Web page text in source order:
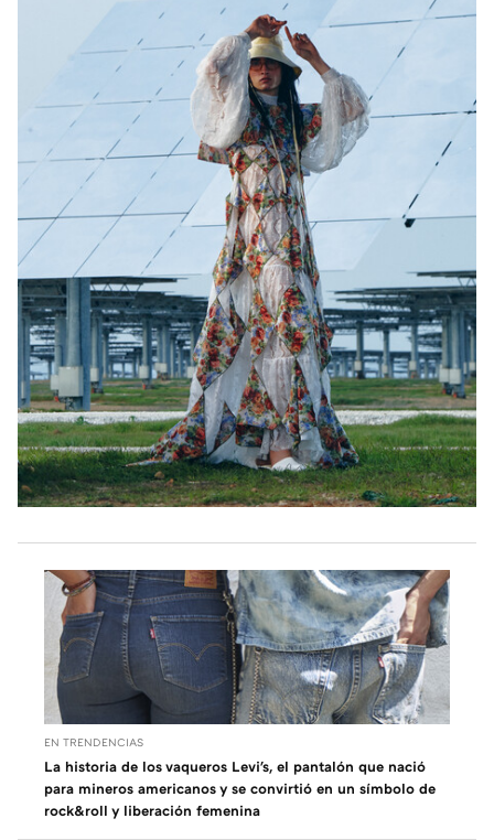
EN TRENDENCIAS
La historia de los vaqueros Levi's, el pantalón que nació
para mineros americanos y se convirtió en un símbolo de
rock&roll y liberación femenina